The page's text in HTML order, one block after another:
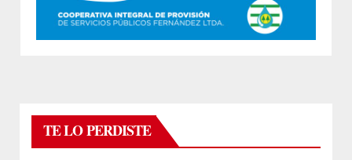
TE LO PERDISTE